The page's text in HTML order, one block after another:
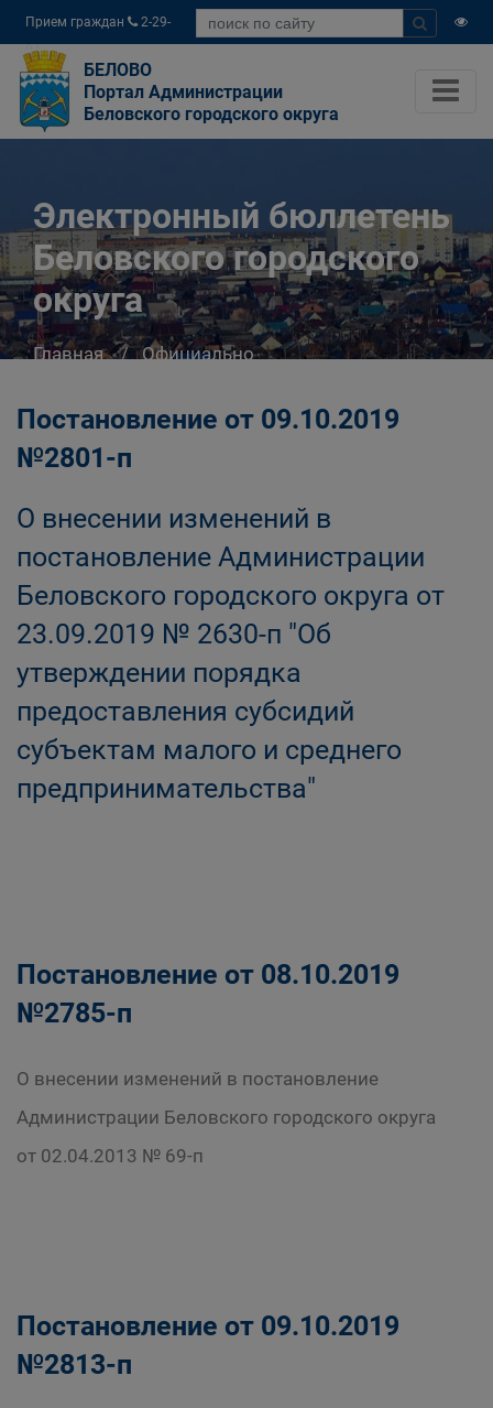
Прием граждан
2-29-
04
БЕЛОВО
Портал Администрации
Беловского городского округа
Электронный бюллетень
Беловского городского
округа
Главная
Официально
Постановление от 09.10.2019
№2801-п
О внесении изменений в
постановление Администрации
Беловского городского округа от
23.09.2019 № 2630-п "Об
утверждении порядка
предоставления субсидий
субъектам малого и среднего
предпринимательства"
Постановление от 08.10.2019
№2785-п
О внесении изменений в постановление
Администрации Беловского городского округа
от 02.04.2013 № 69-п
Постановление от 09.10.2019
№2813-п